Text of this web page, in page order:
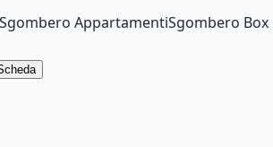
Sgombero AppartamentiSgombero Box